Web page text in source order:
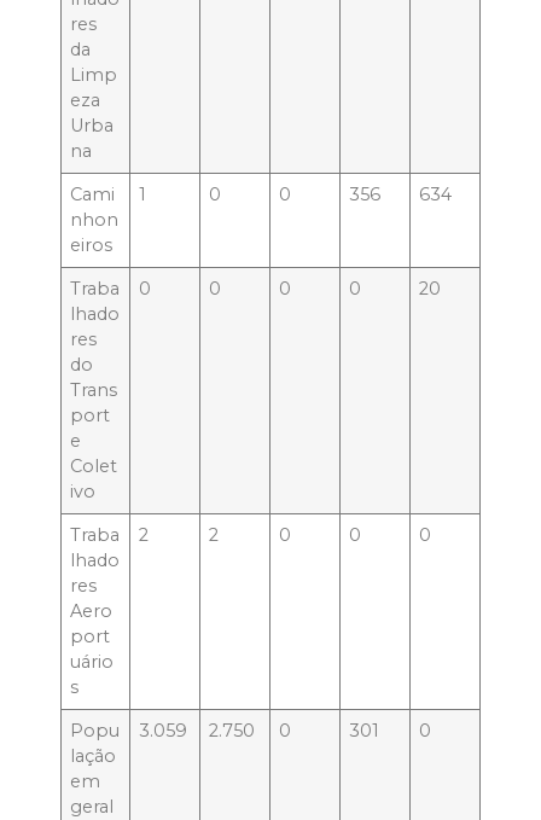
res
da
Limp
eza
Urba
na
Cami
nhon
eiros
1 0 0 356 634
Traba
lhado
res
do
Trans
port
e
Colet
ivo
0 0 0 0 20
Traba
lhado
res
Aero
port
uário
s
2 2 0 0 0
Popu
lação
em
geral
3.059 2.750 0 301 0